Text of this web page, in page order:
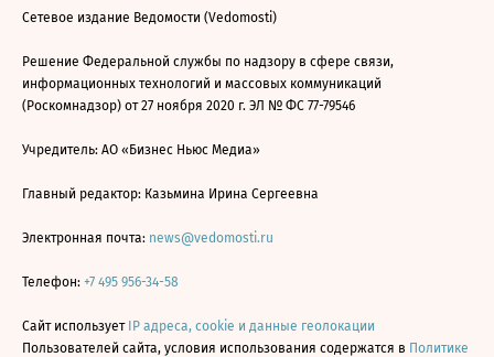
Сетевое издание Ведомости (Vedomosti)
Решение Федеральной службы по надзору в сфере связи,
информационных технологий и массовых коммуникаций
(Роскомнадзор) от 27 ноября 2020 г. ЭЛ № ФС 77-79546
Учредитель: АО «Бизнес Ньюс Медиа»
Главный редактор: Казьмина Ирина Сергеевна
Электронная почта: news@vedomosti.ru
Телефон: +7 495 956-34-58
Сайт использует IP адреса, cookie и данные геолокации
Пользователей сайта, условия использования содержатся в Политике